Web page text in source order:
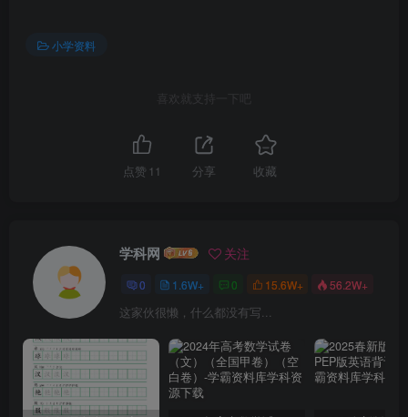
小学资料
喜欢就支持一下吧
点赞 11 分享 收藏
学科网 关注
0 1.6W+ 0 15.6W+ 56.2W+
这家伙很懒，什么都没有写...